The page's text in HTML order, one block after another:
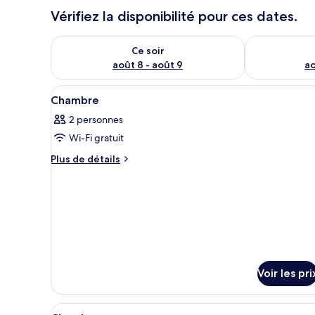
Vérifiez la disponibilité pour ces dates.
Ce soir
août 8 - août 9
Vérifier la disponibilité pour ce soir août 8 - août 9
Vérifier la
Afficher
toutes
les
photos
pour
Une chambre d’hôtel avec
4
Chambre
2 personnes
Wi-Fi gratuit
Plus de détails
Plus
Voir les
Afficher
Une chambre à coucher